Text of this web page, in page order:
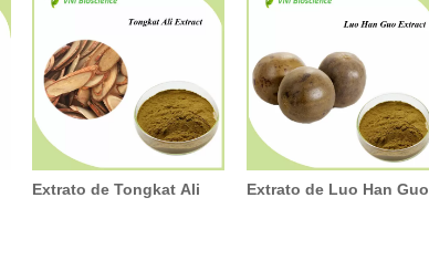
Extrato de Tongkat Ali Extrato de Luo Han Guo